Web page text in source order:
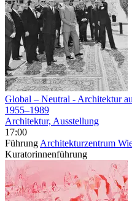
Global – Neutral - Architektur
1955–1989
Architektur, Ausstellung
17:00
Führung Architekturzentrum
Kuratorinnenführung